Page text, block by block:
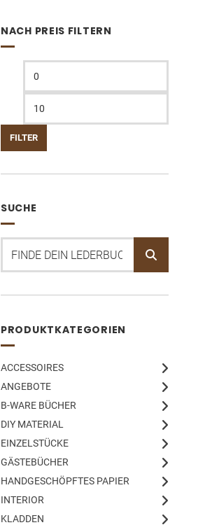
NACH PREIS FILTERN
Min.
Preis
FILTER
SUCHE
nach:
PRODUKTKATEGORIEN
ACCESSOIRES
ANGEBOTE
B-WARE BÜCHER
DIY MATERIAL
EINZELSTÜCKE
GÄSTEBÜCHER
HANDGESCHÖPFTES PAPIER
INTERIOR
KLADDEN